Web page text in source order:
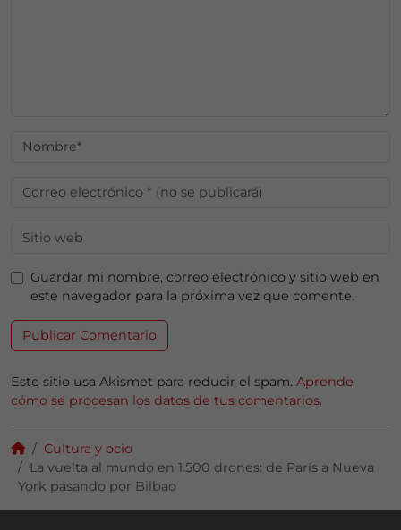
Guardar mi nombre, correo electrónico y sitio web en
este navegador para la próxima vez que comente.
Este sitio usa Akismet para reducir el spam. Aprende
cómo se procesan los datos de tus comentarios.
Cultura y ocio
La vuelta al mundo en 1.500 drones: de París a Nueva
York pasando por Bilbao